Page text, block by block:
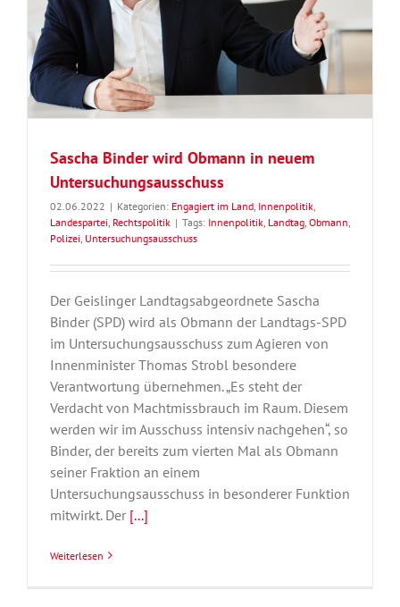
Sascha Binder wird Obmann in neuem
Untersuchungsausschuss
02.06.2022 | Kategorien: Engagiert im Land Innenpolitik
Landespartei Rechtspolitik | Tags: Innenpolitik Landtag Obmann
Polizei Untersuchungsausschuss
Der Geislinger Landtagsabgeordnete Sascha
Binder (SPD) wird als Obmann der Landtags-SPD
im Untersuchungsausschuss zum Agieren von
Innenminister Thomas Strobl besondere
Verantwortung übernehmen. „Es steht der
Verdacht von Machtmissbrauch im Raum. Diesem
werden wir im Ausschuss intensiv nachgehen“, so
Binder, der bereits zum vierten Mal als Obmann
seiner Fraktion an einem
Untersuchungsausschuss in besonderer Funktion
mitwirkt. Der [...]
Weiterlesen